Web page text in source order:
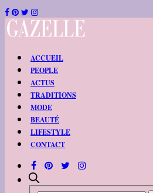
ACCUEIL
PEOPLE
ACTUS
TRADITIONS
MODE
BEAUTÉ
LIFESTYLE
CONTACT